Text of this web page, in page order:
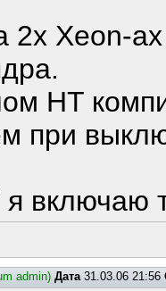
2х Xeon-
HT
при
я включаю
admin) Дата31.03.06 21:56